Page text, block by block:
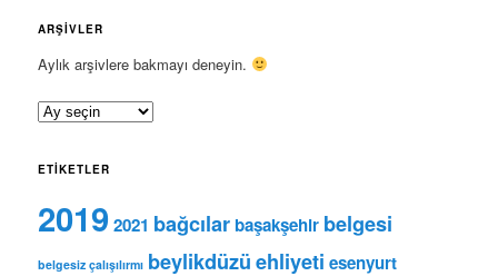
ARŞIVLER
Aylık arşivlere bakmayı deneyin.
A
i
v
l
ETIKETLER
20192021 bağcılarbaşakşehir belgesi
belgesiz çalışılırmı beylikdüzüehliyeti esenyurt